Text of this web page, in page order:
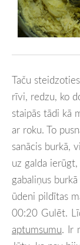
Taču
rīvi, redzu, ko
staipās tādi kā
ar roku. To
sanācis burkā,
uz galda
gabaliņus
ūdeni pildītas
00:20 Gulēt.
aptumsumu. Ir